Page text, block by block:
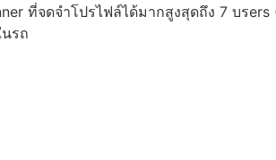
ที่จดจำโปรไฟล์ได้มากสูงสุดถึง 7 บร
รถ